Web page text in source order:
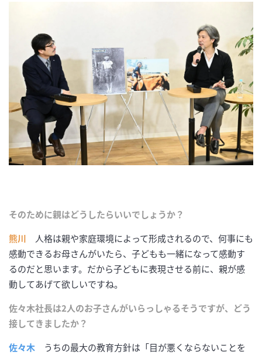
そのために親はどうしたらいいでしょうか？
熊川 人格は親や家庭環境によって形成されるので、何事にも
感動できるお母さんがいたら、子どもも一緒になって感動す
るのだと思います。だから子どもに表現させる前に、親が感
動してあげて欲しいですね。
佐々木社長は2人のお子さんがいらっしゃるそうですが、どう
接してきましたか？
佐々木 うちの最大の教育方針は「目が悪くならないことを